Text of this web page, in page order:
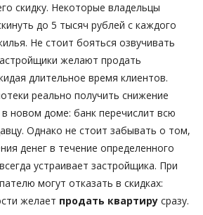
скидку. Некоторые владельцы
до 5 тысяч рублей с каждого
Не стоит бояться озвучивать
желают продать
длительное время клиентов.
реально получить снижение
новом доме: банк перечислит всю
Однако не стоит забывать о том,
денег в течение определенного
устраивает застройщика. При
могут отказать в скидках:
желает продать квартиру сразу.